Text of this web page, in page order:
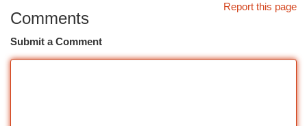
Report this page
Comments
Submit a Comment